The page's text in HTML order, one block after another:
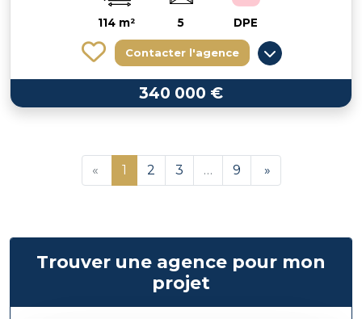
114 m² 5 DPE
Contacter l'agence
340 000 €
« 1 2 3 … 9 »
Trouver une agence pour mon
projet